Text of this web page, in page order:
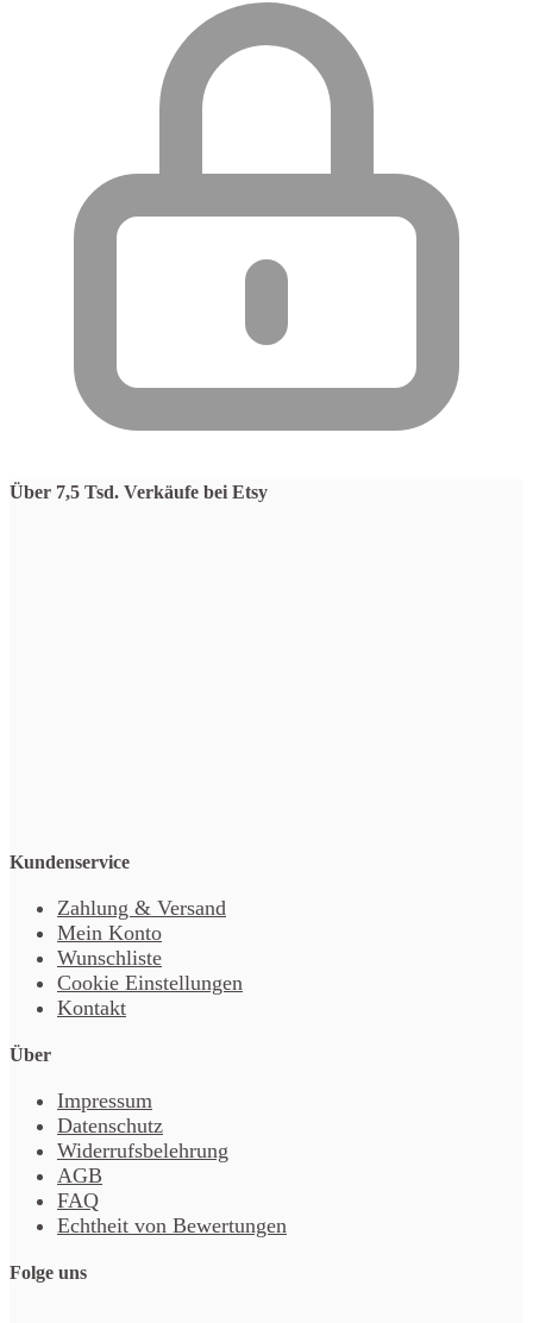
Über 7,5 Tsd. Verkäufe bei Etsy
Kundenservice
Zahlung & Versand
Mein Konto
Wunschliste
Cookie Einstellungen
Kontakt
Über
Impressum
Datenschutz
Widerrufsbelehrung
AGB
FAQ
Echtheit von Bewertungen
Folge uns